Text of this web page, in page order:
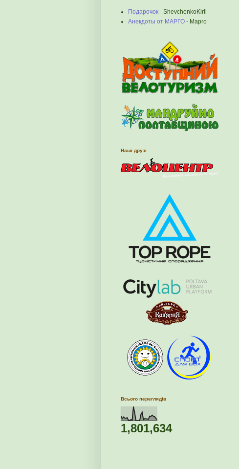
Подарочок - ShevchenkoKiril
Анекдоты от МАРГО - Марго
Наші друзі
Всього переглядів
1,801,634